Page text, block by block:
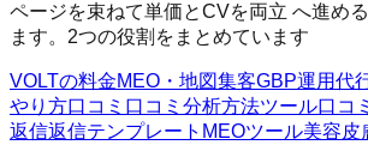
ページを束ねて単価とCVを両立 へ進め
ます。2つの役割をまとめています
VOLTの料金MEO・地図集客GBP運用代
やり方口コミ 口コミ分析方法ツール口コ
返信返信テンプレート MEOツール美容皮